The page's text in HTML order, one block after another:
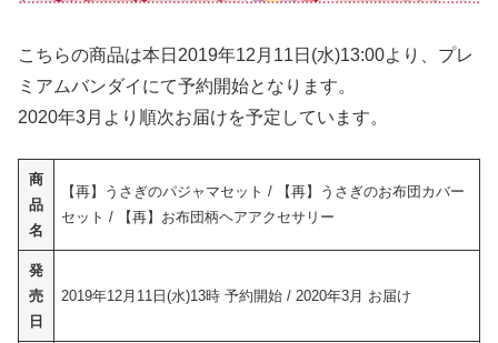
こちらの商品は本日2019年12月11日(水)13:00より、プレ
ミアムバンダイにて予約開始となります。
2020年3月より順次お届けを予定しています。
商
品
名
【再】うさぎのパジャマセット / 【再】うさぎのお布団カバー
セット / 【再】お布団柄ヘアアクセサリー
発
売
日
2019年12月11日(水)13時 予約開始 / 2020年3月 お届け